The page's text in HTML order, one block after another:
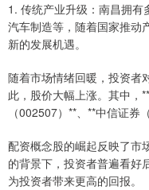
1. 传统产业升级：南昌拥有
汽车制造等，随着国家推动
新的发展机遇。
随着市场情绪回暖，投资者
此，股价大幅上涨。其中，
（002507）**、**中信证券
配资概念股的崛起反映了市
的背景下，投资者普遍看好
为投资者带来更高的回报。